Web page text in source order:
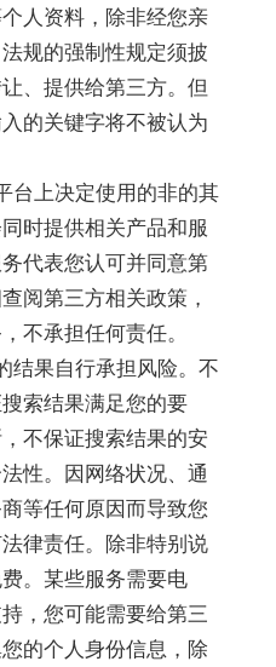
人资料，除非经您亲
规的强制性规定须披
、提供给第三方。但
的关键字将不被认为
台上决定使用的非的其
时提供相关产品和服
代表您认可并同意第
阅第三方相关政策，
不承担任何责任。
结果自行承担风险。不
索结果满足您的要
不保证搜索结果的安
性。因网络状况、通
等任何原因而导致您
律责任。除非特别说
。某些服务需要电
，您可能需要给第三
的个人身份信息，除